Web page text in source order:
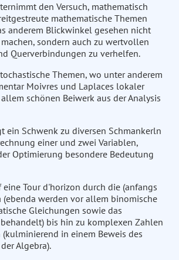
den Versuch, mathematisch
mathematische Themen
anderem Blickwinkel gesehen nicht
sondern auch zu wertvollen
Querverbindungen zu verhelfen.
Themen, wo unter anderem
Moivres und Laplaces lokaler
schönen Beiwerk aus der Analysis
ein Schwenk zu diversen Schmankerln
einer und zwei Variablen,
Optimierung besondere Bedeutung
eine Tour d'horizon durch die (anfangs
(ebenda werden vor allem binomische
Gleichungen sowie das
bis hin zu komplexen Zahlen
in einem Beweis des
Algebra).